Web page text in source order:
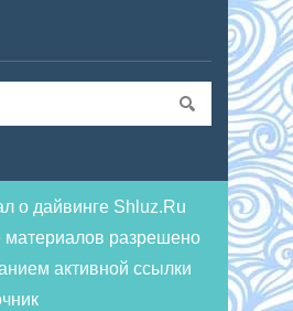
о дайвинге Shluz.Ru
материалов разрешено
активной ссылки